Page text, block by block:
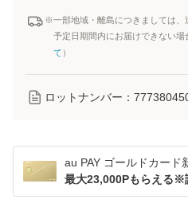
※一部地域・離島につきましては、
予定日期間内にお届けできない場
て ）
ロットナンバー：
au PAY ゴールドカード
最大23,000Pもらえる※